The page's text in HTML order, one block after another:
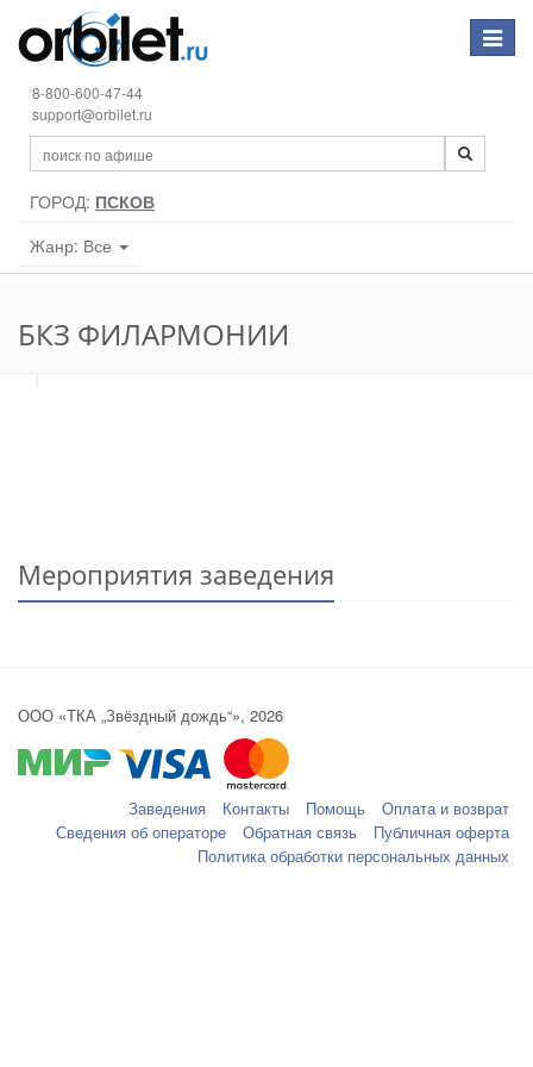
Toggle
8-800-600-47-44
support@orbilet.ru
ГОРОД: ПСКОВ
Жанр: Все
БКЗ ФИЛАРМОНИИ
Мероприятия заведения
ООО «ТКА „Звёздный дождь“», 2026
Заведения Контакты Помощь
Оплата и возврат
Сведения об операторе
Обратная связь
Публичная оферта
Политика обработки персональных данных